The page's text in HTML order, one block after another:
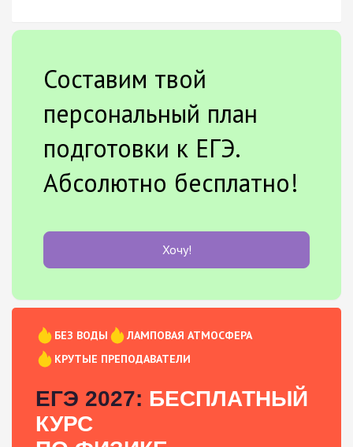
Составим твой
персональный план
подготовки к ЕГЭ.
Абсолютно бесплатно!
Хочу!
БЕЗ ВОДЫ
ЛАМПОВАЯ АТМОСФЕРА
КРУТЫЕ ПРЕПОДАВАТЕЛИ
ЕГЭ 2027: БЕСПЛАТНЫЙ
КУРС